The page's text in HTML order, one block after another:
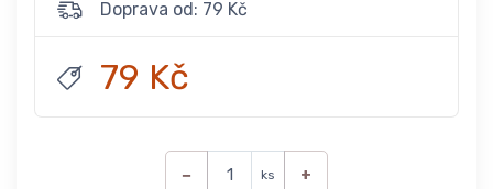
Doprava od: 79 Kč
79 Kč
− ks +